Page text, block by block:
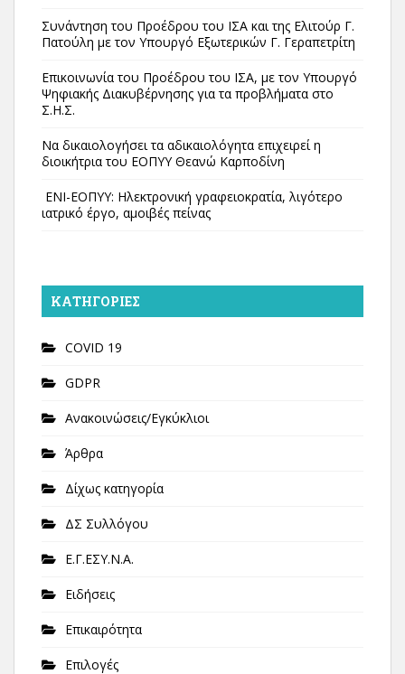
Συνάντηση του Προέδρου του ΙΣΑ και της Ελιτούρ Γ.
Πατούλη με τον Υπουργό Εξωτερικών Γ. Γεραπετρίτη
Επικοινωνία του Προέδρου του ΙΣΑ, με τον Υπουργό
Ψηφιακής Διακυβέρνησης για τα προβλήματα στο
Σ.Η.Σ.
Να δικαιολογήσει τα αδικαιολόγητα επιχειρεί η
διοικήτρια του ΕΟΠΥΥ Θεανώ Καρποδίνη
ΕΝΙ-ΕΟΠΥΥ: Ηλεκτρονική γραφειοκρατία, λιγότερο
ιατρικό έργο, αμοιβές πείνας
KΑΤΗΓΟΡΊΕΣ
COVID 19
GDPR
Ανακοινώσεις/Εγκύκλιοι
Άρθρα
Δίχως κατηγορία
ΔΣ Συλλόγου
Ε.Γ.ΕΣΥ.Ν.Α.
Ειδήσεις
Επικαιρότητα
Επιλογές